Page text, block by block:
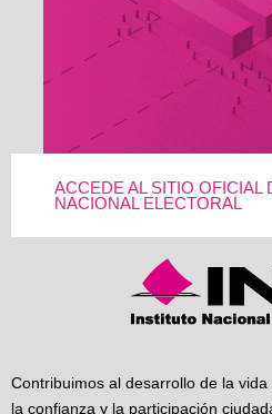
ACCEDE AL SITIO OFICIAL
NACIONAL ELECTORAL
Contribuimos al desarrollo de la
la confianza y la participación